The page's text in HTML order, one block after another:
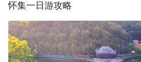
怀集一 日游攻略